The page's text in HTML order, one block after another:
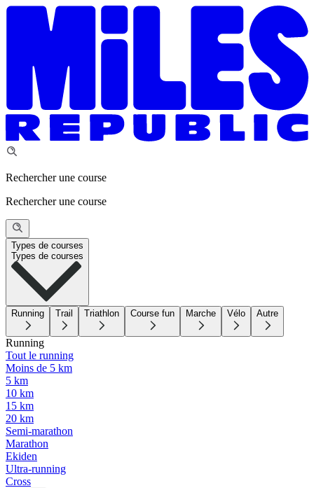
Rechercher une course
Rechercher une course
Types de courses
Types de courses
Running Trail Triathlon Course fun Marche Vélo Autre
Running
Tout le running
Moins de 5 km
5 km
10 km
15 km
20 km
Semi-marathon
Marathon
Ekiden
Ultra-running
Cross